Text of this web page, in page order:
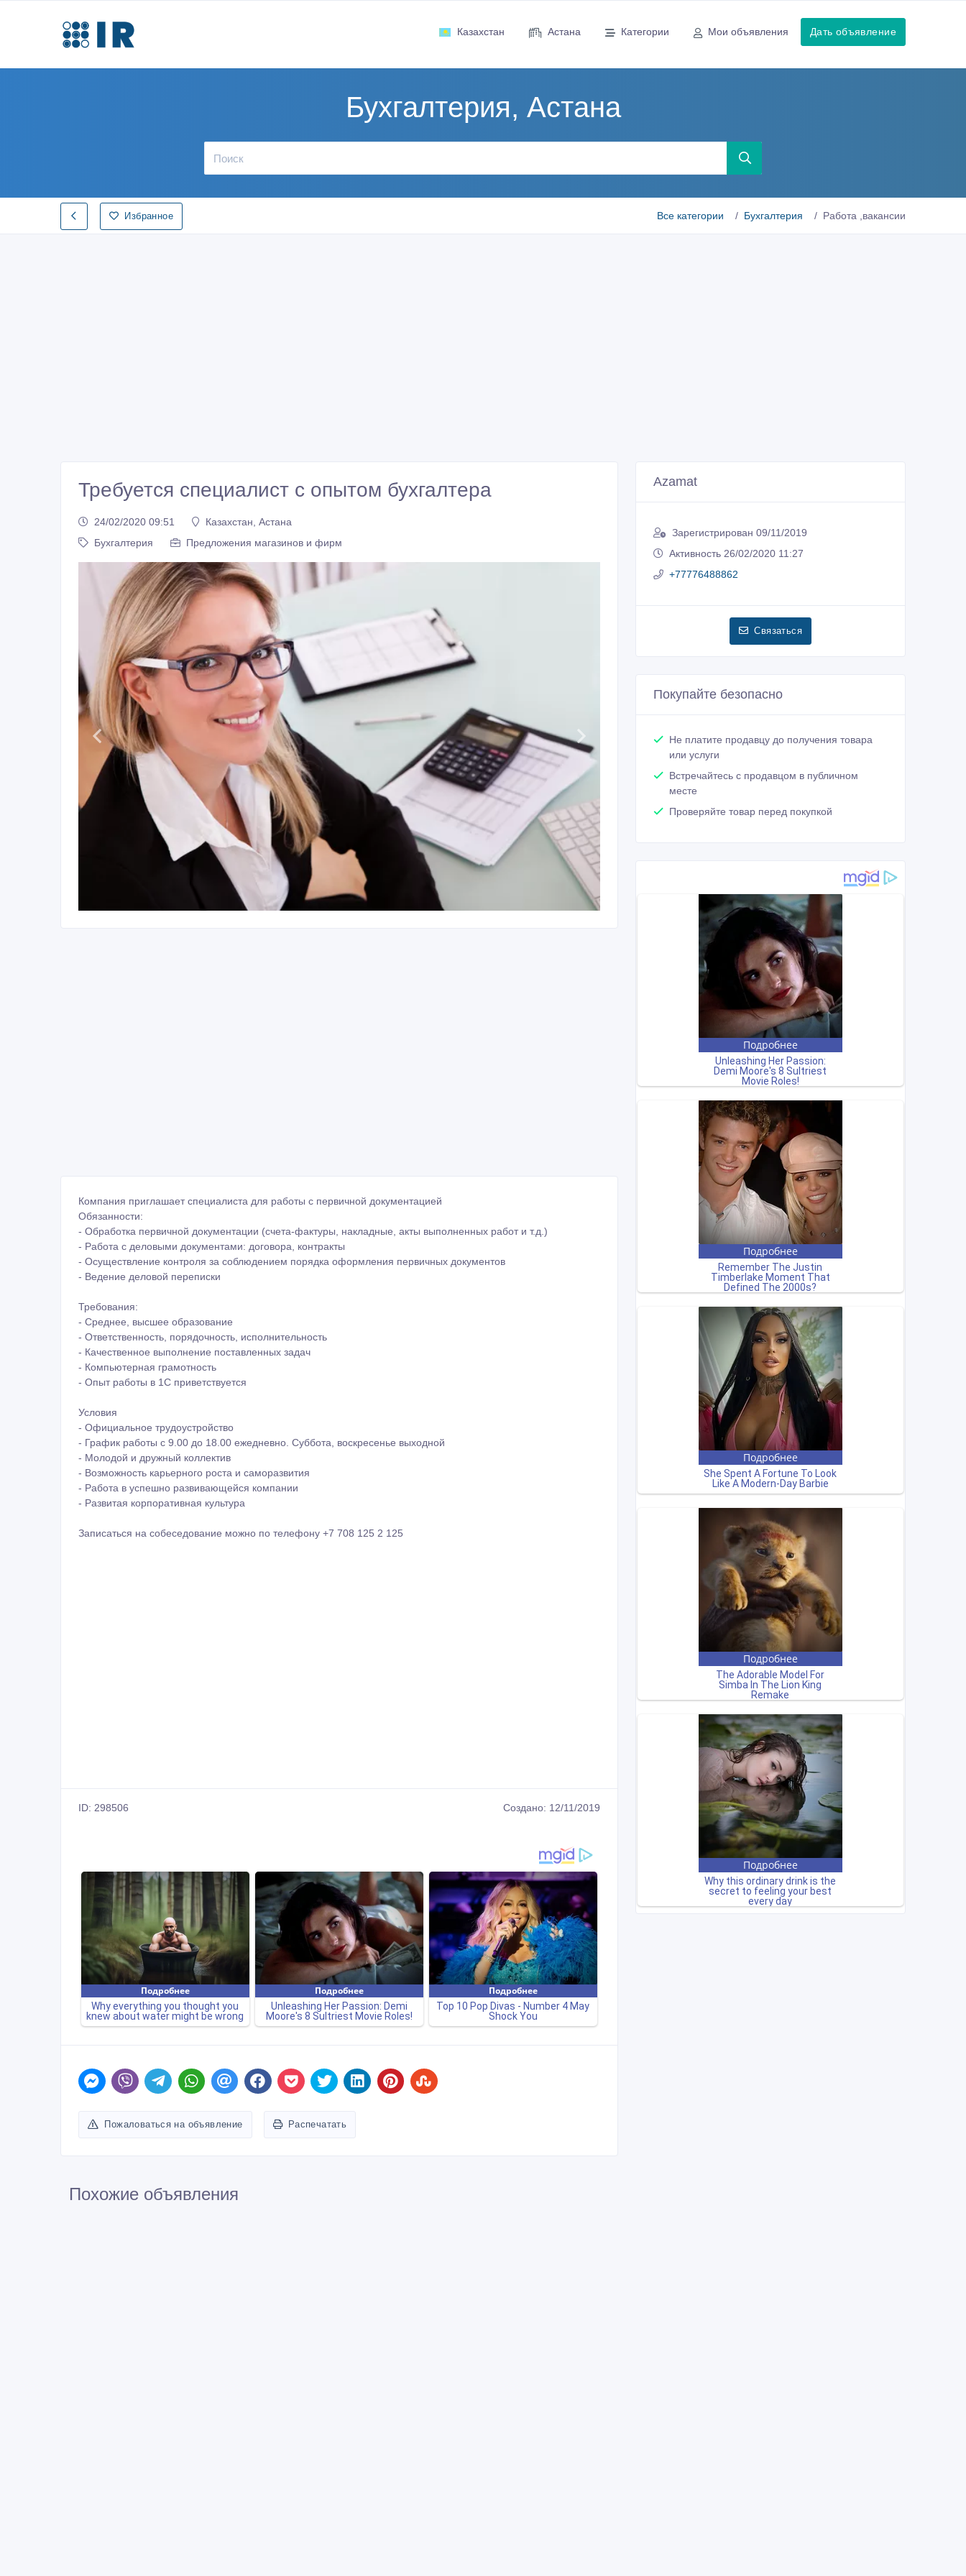
Казахстан Астана Категории Мои объявления Дать объявление
Бухгалтерия, Астана
Избранное Все категории Бухгалтерия Работа ,вакансии
Требуется специалист с опытом бухгалтера
24/02/2020 09:51
Казахстан, Астана
Бухгалтерия
Предложения магазинов и фирм
Компания приглашает специалиста для работы с первичной документацией
Обязанности:
- Обработка первичной документации (счета-фактуры, накладные, акты выполненных работ и т.д.)
- Работа с деловыми документами: договора, контракты
- Осуществление контроля за соблюдением порядка оформления первичных документов
- Ведение деловой переписки
Требования:
- Среднее, высшее образование
- Ответственность, порядочность, исполнительность
- Качественное выполнение поставленных задач
- Компьютерная грамотность
- Опыт работы в 1С приветствуется
Условия
- Официальное трудоустройство
- График работы с 9.00 до 18.00 ежедневно. Суббота, воскресенье выходной
- Молодой и дружный коллектив
- Возможность карьерного роста и саморазвития
- Работа в успешно развивающейся компании
- Развитая корпоративная культура
Записаться на собеседование можно по телефону +7 708 125 2 125
ID: 298506 Создано: 12/11/2019
Пожаловаться на объявление Распечатать
Azamat
Зарегистрирован 09/11/2019
Активность 26/02/2020 11:27
+77776488862
Связаться
Покупайте безопасно
Не платите продавцу до получения товара
или услуги
Встречайтесь с продавцом в публичном
месте
Проверяйте товар перед покупкой
Похожие объявления